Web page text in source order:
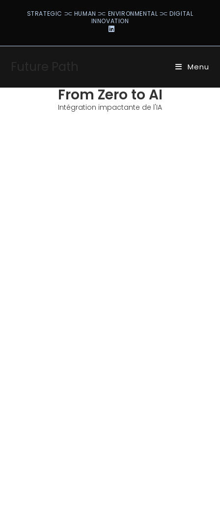
STRATEGIC ⫗ HUMAN ⫗ ENVIRONMENTAL ⫗ DIGITAL
INNOVATION
Menu
From Zero to AI
Intégration impactante de l'IA